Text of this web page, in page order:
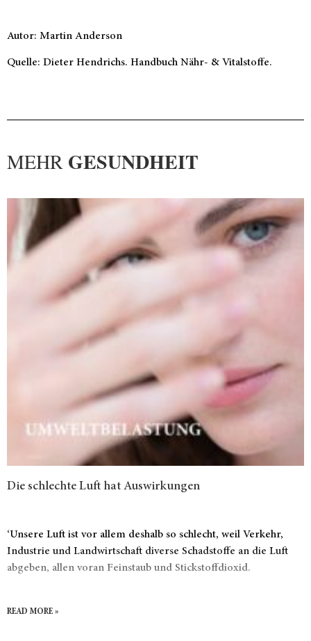
Autor: Martin Anderson
Quelle: Dieter Hendrichs. Handbuch Nähr- & Vitalstoffe.
MEHR GESUNDHEIT
Die schlechte Luft hat Auswirkungen
‘Unsere Luft ist vor allem deshalb so schlecht, weil Verkehr,
Industrie und Landwirtschaft diverse Schadstoffe an die Luft
abgeben, allen voran Feinstaub und Stickstoffdioxid.
READ MORE »